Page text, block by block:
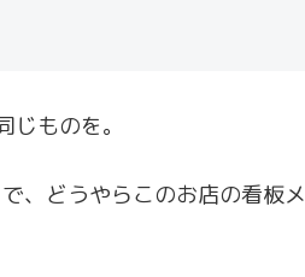
ものを。
、どうやらこのお店の看板メ